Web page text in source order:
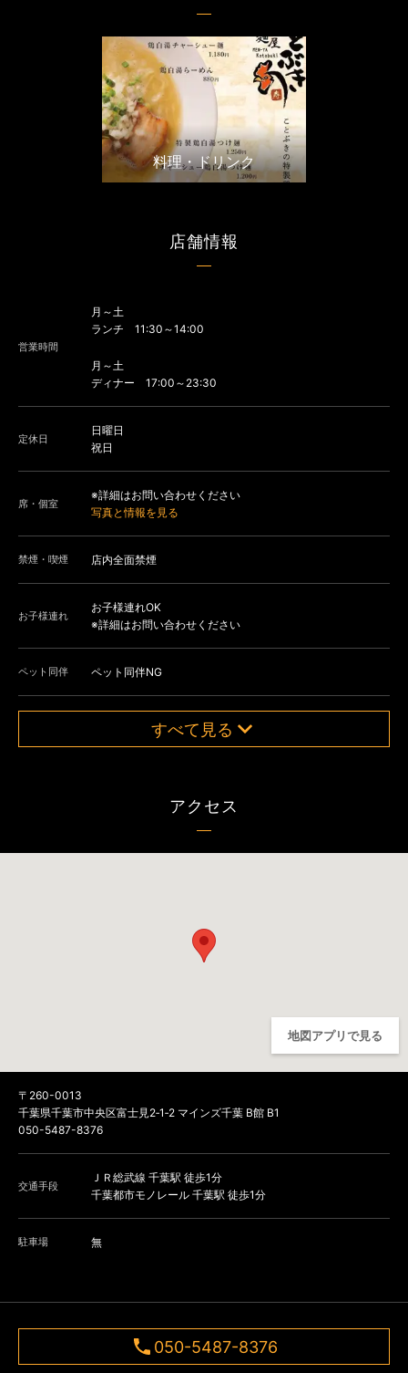
料理・ドリンク
店舗情報
営業時間
月～土
ランチ 11:30～14:00
月～土
ディナー 17:00～23:30
定休日
日曜日
祝日
席・個室
※詳細はお問い合わせください
写真と情報を見る
禁煙・喫煙 店内全面禁煙
お子様連れ
お子様連れOK
※詳細はお問い合わせください
ペット同伴 ペット同伴NG
すべて見る
アクセス
地図アプリで見る
〒260-0013
千葉県千葉市中央区富士見2‐1‐2 マインズ千葉 B館 B1
050-5487-8376
交通手段
ＪＲ総武線 千葉駅 徒歩1分
千葉都市モノレール 千葉駅 徒歩1分
駐車場 無
050-5487-8376